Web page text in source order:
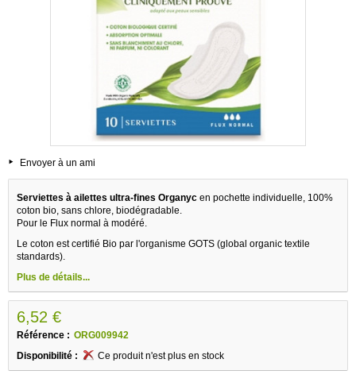
Envoyer à un ami
Serviettes à ailettes ultra-fines Organyc en pochette individuelle, 100%
coton bio, sans chlore, biodégradable.
Pour le Flux normal à modéré.
Le coton est certifié Bio par l'organisme GOTS (global organic textile
standards).
Plus de détails...
6,52 €
Référence : ORG009942
Disponibilité :
Ce produit n'est plus en stock